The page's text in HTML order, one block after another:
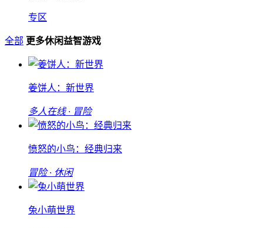
专区
全部 更多休闲益智游戏
姜饼人：新世界
多人在线 · 冒险
愤怒的小鸟：经典归来
冒险 · 休闲
兔小萌世界